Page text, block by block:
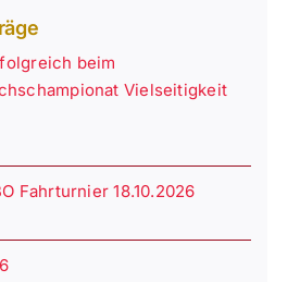
beim
Vielseitigkeit
Fahrturnier 18.10.2026